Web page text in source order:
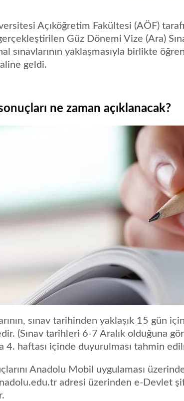
Açıköğretim Fakültesi (AÖF)
Güz Dönemi Vize (Ara)
sınavlarının yaklaşmasıyla birlikte
geldi.
ne zaman açıklanacak?
sınav tarihinden yaklaşık 15 gün
(Sınav tarihleri 6-7 Aralık olduğuna
4. haftası içinde duyurulması tahmin
Anadolu Mobil uygulaması
adresi üzerinden e-Devlet